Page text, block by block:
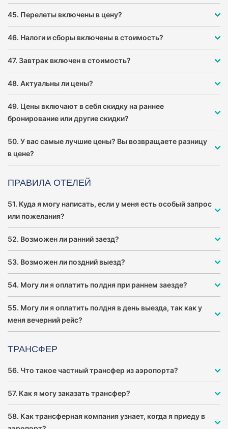
45. Перелеты включены в цену?
46. Налоги и сборы включены в стоимость?
47. Завтрак включен в стоимость?
48. Актуальны ли цены?
49. Цены включают в себя скидку на раннее
бронирование или другие скидки?
50. У вас самые лучшие цены? Вы возвращаете разницу
в цене?
ПРАВИЛА ОТЕЛЕЙ
51. Куда я могу написать, если у меня есть особый запрос
или пожелания?
52. Возможен ли ранний заезд?
53. Возможен ли поздний выезд?
54. Могу ли я оплатить полдня при раннем заезде?
55. Могу ли я оплатить полдня в день выезда, так как у
меня вечерний рейс?
ТРАНСФЕР
56. Что такое частный трансфер из аэропорта?
57. Как я могу заказать трансфер?
58. Как трансферная компания узнает, когда я приеду в